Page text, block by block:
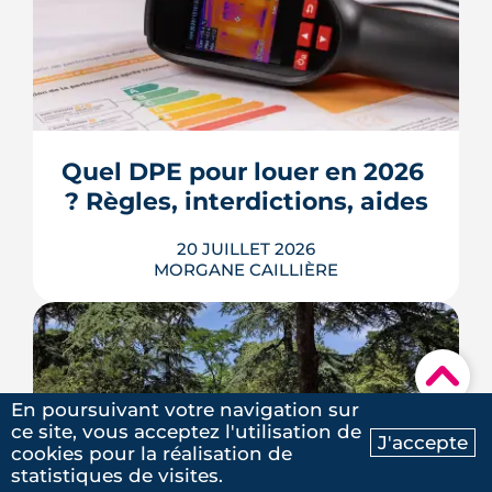
Ma recherche Contactez-nous
▾
Écoles, base de loisirs, transports,
projets urbains et prix au m2 : le guide
3e ville de Haute-Garonne.
LIRE L'ARTICLE
Quel DPE pour louer en 2026
? Règles, interdictions, aides
20 JUILLET 2026
MORGANE CAILLIÈRE
En 2026, un logement doit être classé
au moins F au DPE pour être loué en
métropole, et la barre montera à E en
2028. Le nouveau mode de calcul
reclasse des centaines de milliers de
biens, pendant qu'un projet de loi voté
En poursuivant votre navigation sur
ce site, vous acceptez l'utilisation de
cookies pour la réalisation de
statistiques de visites.
J'accepte